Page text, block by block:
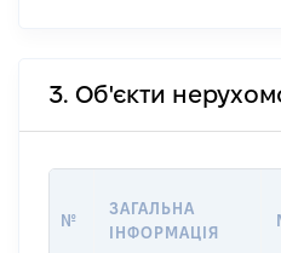
3. Об'єкти
№
ЗАГАЛЬНА
ІНФОРМАЦІЯ